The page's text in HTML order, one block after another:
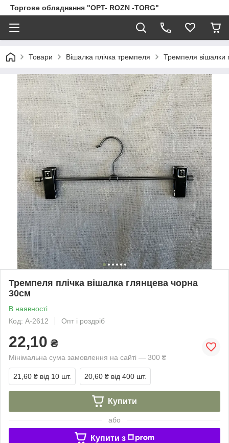
Торгове обладнання "OPT- ROZN -TORG"
Товари Вішалка плічка тремпеля Тремпеля вішалки
Тремпеля плічка вішалка глянцева чорна
30см
В наявності
Код: А-2612
Опт і роздріб
22,10 ₴
Мінімальна сума замовлення на сайті — 300 ₴
21,60 ₴ від 10 шт. 20,60 ₴ від 400 шт.
Купити
або
Купити з